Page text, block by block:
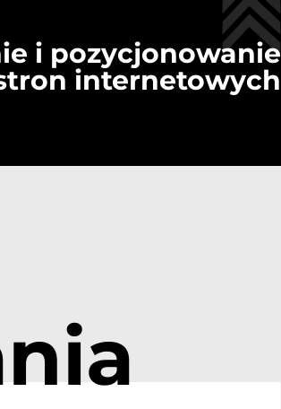
i pozycjonowanie
internetowych